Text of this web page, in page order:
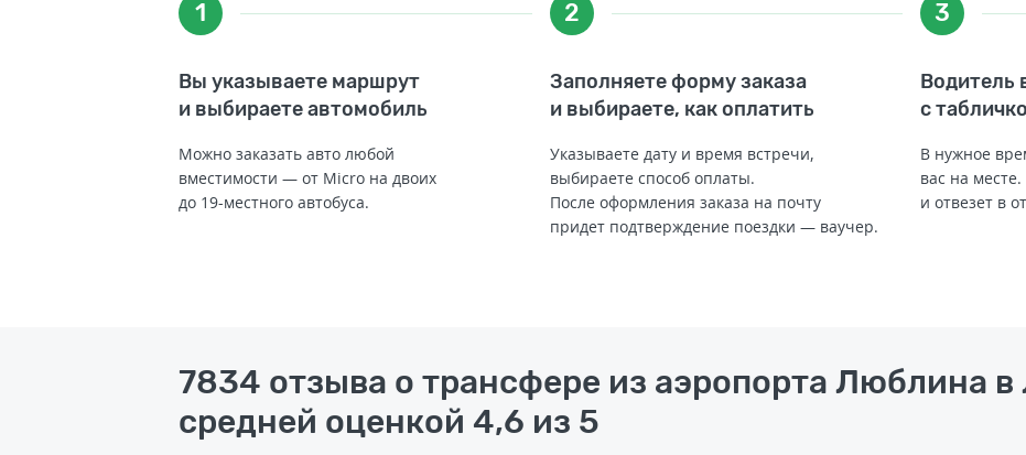
1
Вы указываете маршрут
и выбираете автомобиль
Можно заказать авто любой
вместимости — от Micro на двоих
до 19-местного автобуса.
2
Заполняете форму заказа
и выбираете, как оплатить
Указываете дату и время встречи,
выбираете способ оплаты.
После оформления заказа на почту
придет подтверждение поездки — ваучер.
3
Водитель
с
В нужное
вас на
и отвезет в
7834 отзыва о трансфере из аэропорта Люблина
средней оценкой 4,6 из 5